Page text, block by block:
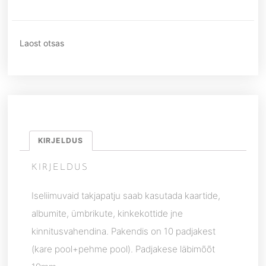
Laost otsas
KIRJELDUS
KIRJELDUS
Iseliimuvaid takjapatju saab kasutada kaartide,
albumite, ümbrikute, kinkekottide jne
kinnitusvahendina. Pakendis on 10 padjakest
(kare pool+pehme pool). Padjakese läbimõõt